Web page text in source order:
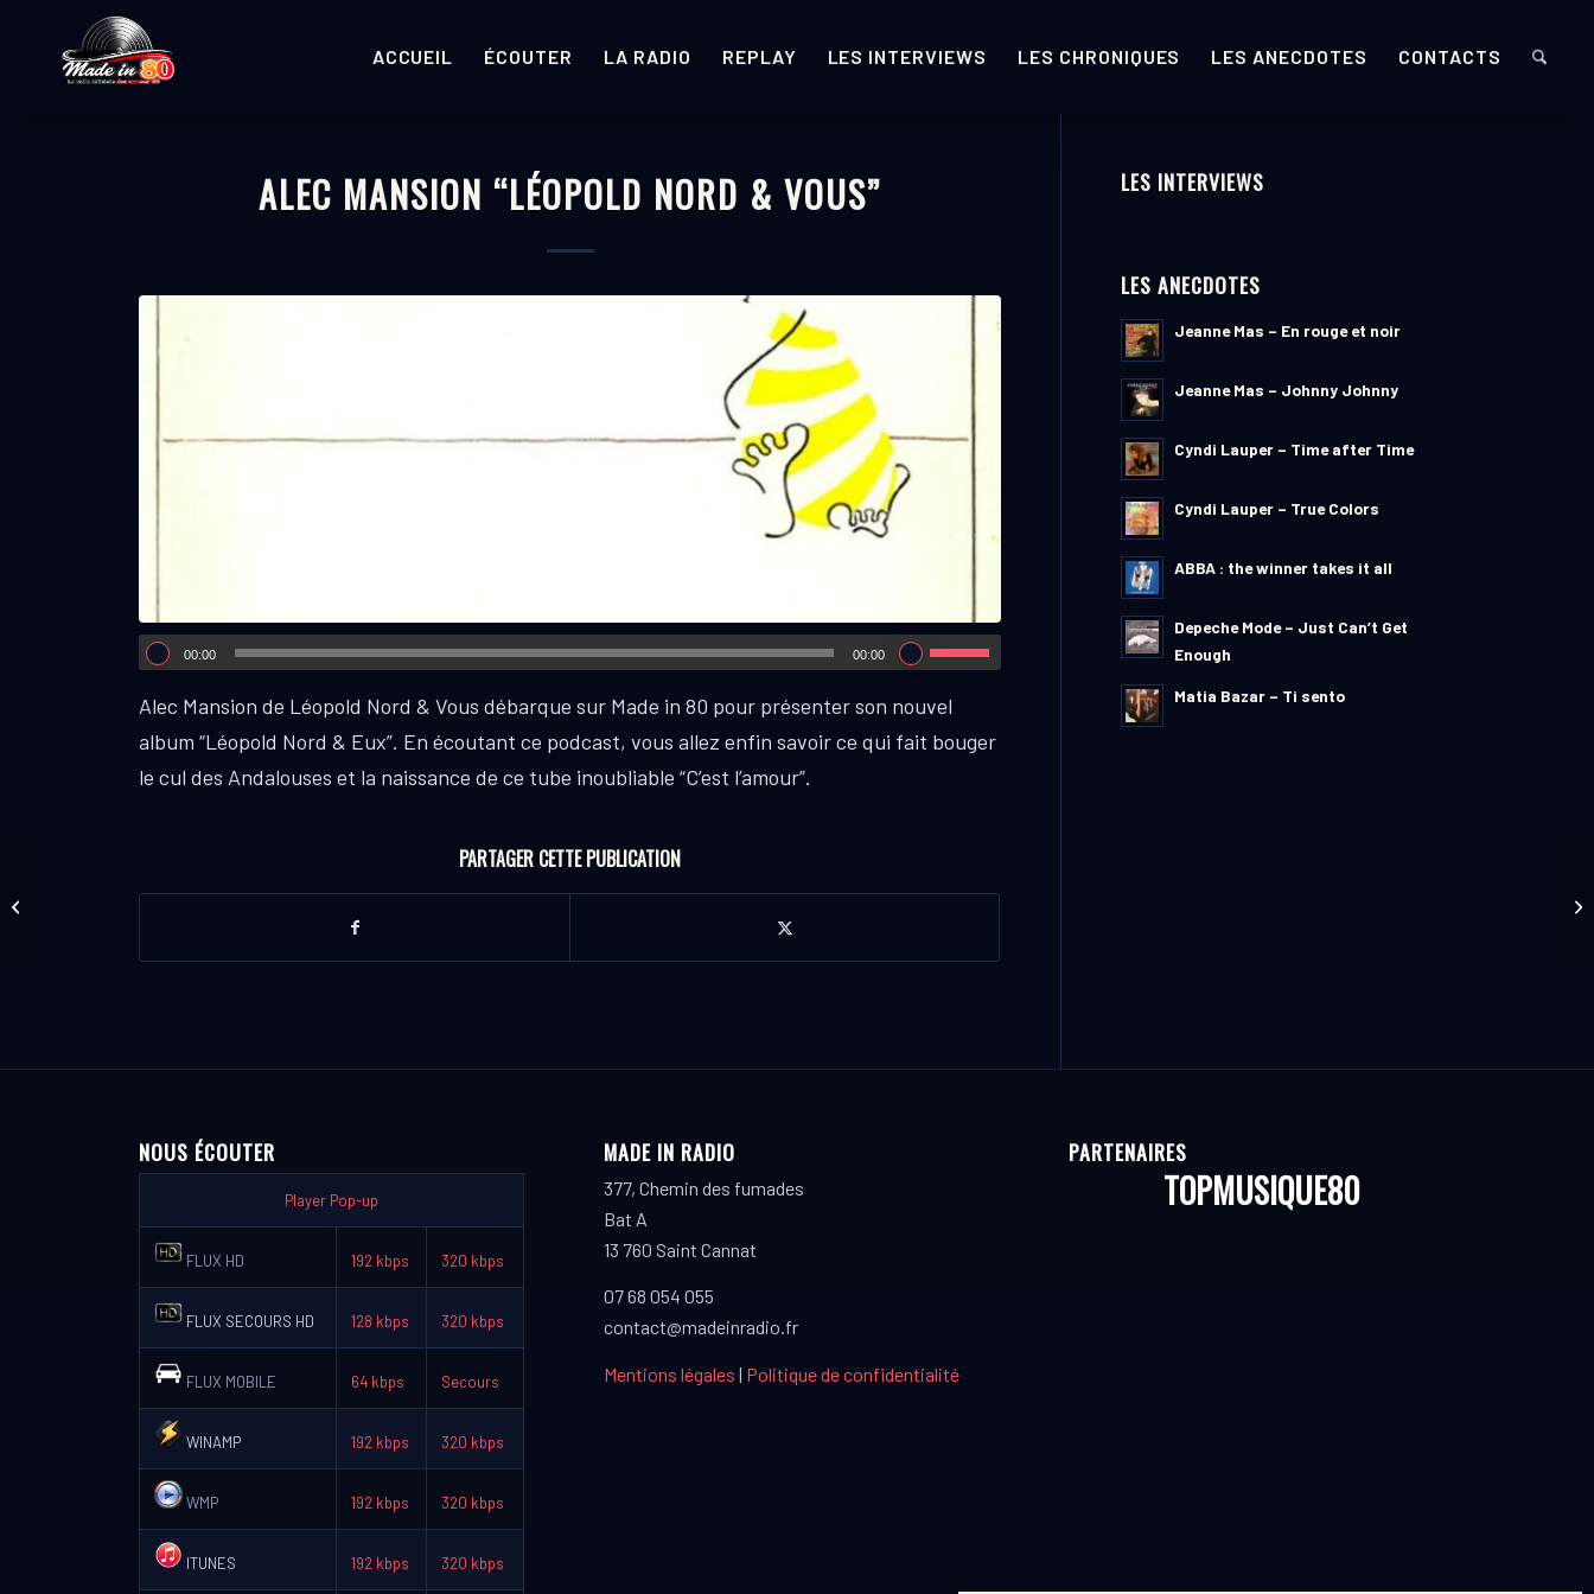
ACCUEIL ÉCOUTER LA RADIO REPLAY LES INTERVIEWS LES CHRONIQUES LES ANECDOTES CONTACTS
ALEC MANSION “LÉOPOLD NORD & VOUS”
00:00 00:00
Alec Mansion de Léopold Nord & Vous débarque sur Made in 80 pour présenter son nouvel
album “Léopold Nord & Eux”. En écoutant ce podcast, vous allez enfin savoir ce qui fait bouger
le cul des Andalouses et la naissance de ce tube inoubliable “C’est l’amour”.
PARTAGER CETTE PUBLICATION
LES INTERVIEWS
LES ANECDOTES
Jeanne Mas – En rouge et noir
Jeanne Mas – Johnny Johnny
Cyndi Lauper – Time after Time
Cyndi Lauper – True Colors
ABBA : the winner takes it all
Depeche Mode – Just Can’t Get
Enough
Matia Bazar – Ti sento
NOUS ÉCOUTER
Player Pop-up
FLUX HD 192 kbps 320 kbps
FLUX SECOURS HD 128 kbps 320 kbps
FLUX MOBILE 64 kbps Secours
WINAMP 192 kbps 320 kbps
WMP 192 kbps 320 kbps
ITUNES 192 kbps 320 kbps
MADE IN RADIO
377, Chemin des fumades
Bat A
13 760 Saint Cannat
07 68 054 055
contact@madeinradio.fr
Mentions légales | Politique de confidentialité
PARTENAIRES
TOPMUSIQUE80
Rachel du groupe Luna